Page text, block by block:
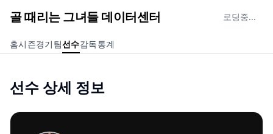
골 때리는 그녀들 데이터센터 로딩중...
홈시즌경기 팀선수감독통계
선수 상세 정보